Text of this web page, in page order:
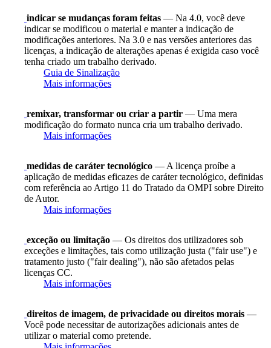
indicar se mudanças foram feitas — Na 4.0, você deve
indicar se modificou o material e manter a indicação de
modificações anteriores. Na 3.0 e nas versões anteriores das
licenças, a indicação de alterações apenas é exigida caso você
tenha criado um trabalho derivado.
Guia de Sinalização
Mais informações
remixar, transformar ou criar a partir — Uma mera
modificação do formato nunca cria um trabalho derivado.
Mais informações
medidas de caráter tecnológico — A licença proíbe a
aplicação de medidas eficazes de caráter tecnológico, definidas
com referência ao Artigo 11 do Tratado da OMPI sobre Direito
de Autor.
Mais informações
exceção ou limitação — Os direitos dos utilizadores sob
exceções e limitações, tais como utilização justa ("fair use") e
tratamento justo ("fair dealing"), não são afetados pelas
licenças CC.
Mais informações
direitos de imagem, de privacidade ou direitos morais —
Você pode necessitar de autorizações adicionais antes de
utilizar o material como pretende.